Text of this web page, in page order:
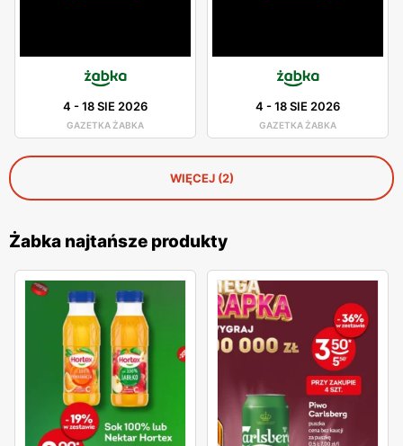
4 -18 SIE 2026
GAZETKA ŻABKA
4 -18 SIE 2026
GAZETKA ŻABKA
WIĘCEJ (2)
Żabka najtańsze produkty